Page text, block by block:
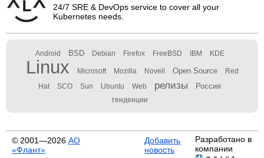
24/7 SRE & DevOps service to cover all your
Kubernetes needs.
Android BSD Debian Firefox FreeBSD IBM KDE
Linux Microsoft Mozilla Novell Open Source Red
Hat SCO Sun Ubuntu Web релизы Россия
тенденции
© 2001—2026 АО
«Флант»
Добавить
новость
Разработано в
компании